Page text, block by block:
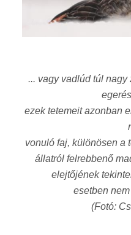
... vagy vadlúd túl
ezek tetemeit azonban
vonuló faj, különösen a
állatról felrebbenő
elejtőjének
esetben
(Fotó: